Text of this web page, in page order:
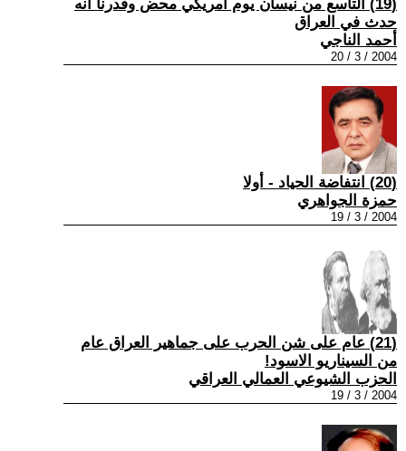
(19) التاسع من نيسان يوم أمريكي محض وقدرنا أنه
حدث في العراق
أحمد الناجي
2004 / 3 / 20
(20) انتفاضة الحياد - أولا
حمزة الجواهري
2004 / 3 / 19
(21) عام على شن الحرب على جماهير العراق عام
من السيناريو الاسود!
الحزب الشيوعي العمالي العراقي
2004 / 3 / 19